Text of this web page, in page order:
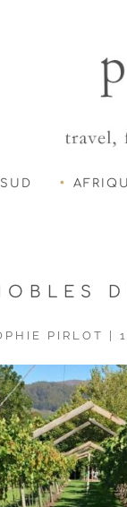
PIRLOT |